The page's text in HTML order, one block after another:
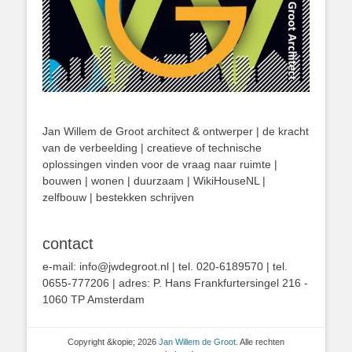
Jan Willem de Groot architect & ontwerper | de kracht
van de verbeelding | creatieve of technische
oplossingen vinden voor de vraag naar ruimte |
bouwen | wonen | duurzaam | WikiHouseNL |
zelfbouw | bestekken schrijven
contact
e-mail: info@jwdegroot.nl | tel. 020-6189570 | tel.
0655-777206 | adres: P. Hans Frankfurtersingel 216 -
1060 TP Amsterdam
Copyright &kopie; 2026 Jan Willem de Groot . Alle rechten